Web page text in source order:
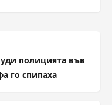
полицията във
го спипаха